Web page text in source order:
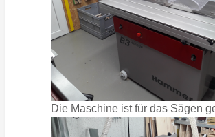
Die Maschine ist für das Sägen